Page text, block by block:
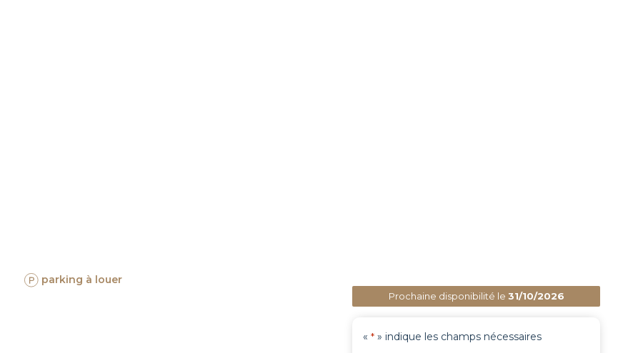
parking à louer
Prochaine disponibilité le 31/10/2026
« * » indique les champs nécessaires